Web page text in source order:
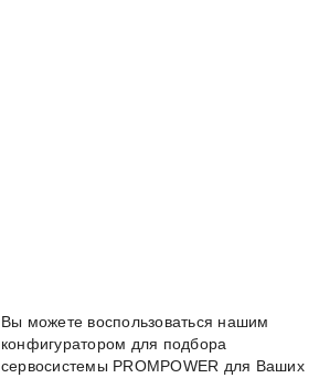
Вы можете воспользоваться нашим
конфигуратором для подбора
сервосистемы PROMPOWER для Ваших